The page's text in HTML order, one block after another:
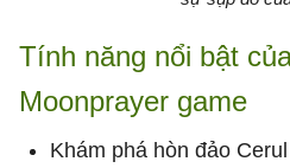
Tính năng nổi bật
Moonprayer game
Khám phá hòn đảo